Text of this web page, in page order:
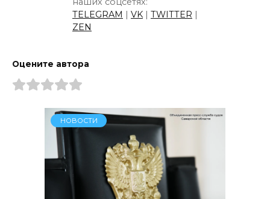
TELEGRAM | VK | TWITTER |
ZEN
Оцените автора
НОВОСТИ